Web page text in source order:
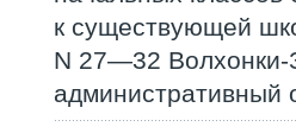
к существующей
N 27—32
административный